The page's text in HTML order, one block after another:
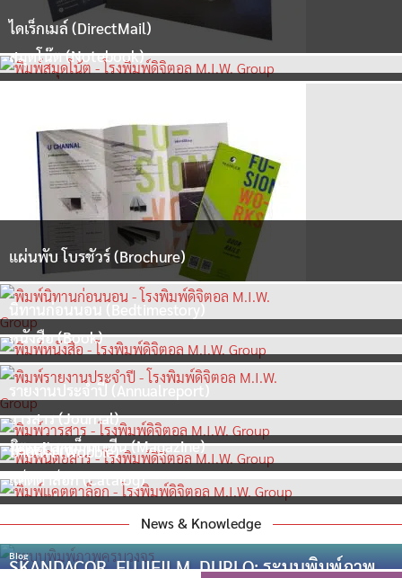
ไดเร็กเมล์ (DirectMail)
สมุดโน๊ต (Notebook)
แผ่นพับ โบรชัวร์ (Brochure)
นิทานก่อนนอน (Bedtimestory)
หนังสือ (Book)
รายงานประจำปี (Annualreport)
วารสาร (Journal)
นิตยสาร แม็กกาซีน (Magazine)
Tent Card
ป้ายเด้ง (Wobble)
แค็ตตาล็อก (Catalog)
News & Knowledge
Blog
SKANDACOR, FUJIFILM, DUPLO: ระบบพิมพ์ภาพ